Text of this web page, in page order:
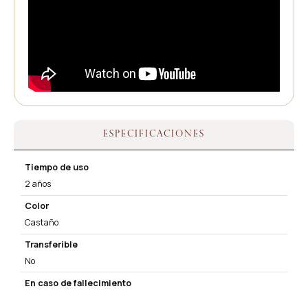
ESPECIFICACIONES
Tiempo de uso
2 años
Color
Castaño
Transferible
No
En caso de fallecimiento